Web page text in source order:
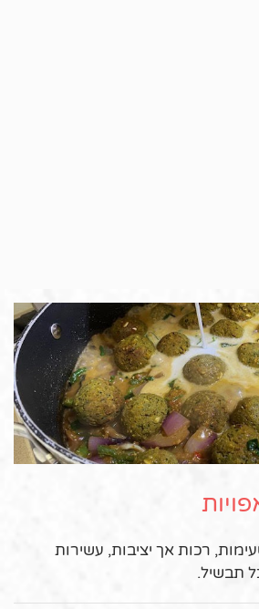
רכות אך יציבות, עשירות
תבשיל.